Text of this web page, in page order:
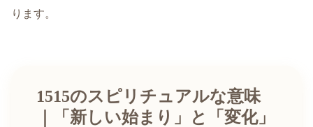
ります。
1515のスピリチュアルな意味
｜「新しい始まり」と「変化」